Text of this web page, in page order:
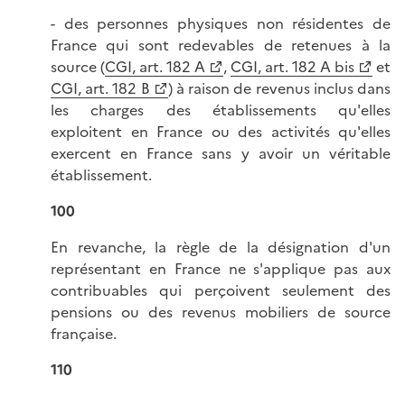
- des personnes physiques non résidentes de
France qui sont redevables de retenues à la
source (CGI, art. 182 A , CGI, art. 182 A bis
et
CGI, art. 182 B
) à raison de revenus inclus dans
les charges des établissements qu'elles
exploitent en France ou des activités qu'elles
exercent en France sans y avoir un véritable
établissement.
100
En revanche, la règle de la désignation d'un
représentant en France ne s'applique pas aux
contribuables qui perçoivent seulement des
pensions ou des revenus mobiliers de source
française.
110